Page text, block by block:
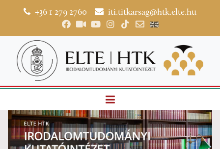
+36 1 279 2760 iti.titkarsag@htk.elte.hu